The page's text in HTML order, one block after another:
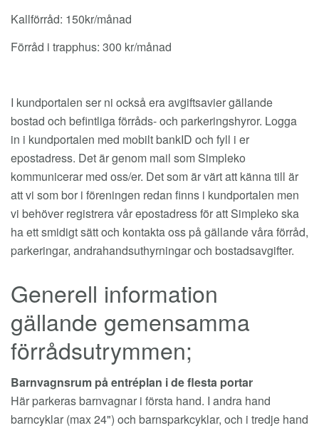
Kallförråd: 150kr/månad
Förråd i trapphus: 300 kr/månad
I kundportalen ser ni också era avgiftsavier gällande
bostad och befintliga förråds- och parkeringshyror. Logga
in i kundportalen med mobilt bankID och fyll i er
epostadress. Det är genom mail som Simpleko
kommunicerar med oss/er. Det som är värt att känna till är
att vi som bor i föreningen redan finns i kundportalen men
vi behöver registrera vår epostadress för att Simpleko ska
ha ett smidigt sätt och kontakta oss på gällande våra förråd,
parkeringar, andrahandsuthyrningar och bostadsavgifter.
Generell information
gällande gemensamma
förrådsutrymmen;
Barnvagnsrum på entréplan i de flesta portar
Här parkeras barnvagnar i första hand. I andra hand
barncyklar (max 24") och barnsparkcyklar, och i tredje hand